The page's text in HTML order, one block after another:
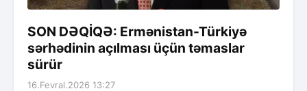
SON DƏQİQƏ: Ermənistan-Türkiyə
sərhədinin açılması üçün təmaslar
sürür
16.Fevral.2026 13:27